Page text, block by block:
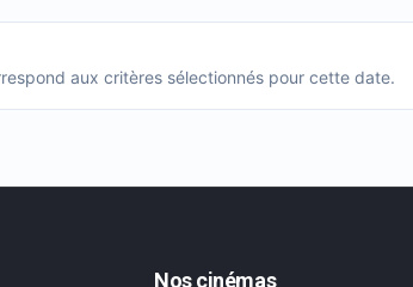
aux critères sélectionnés pour cette date.
Nos cinémas